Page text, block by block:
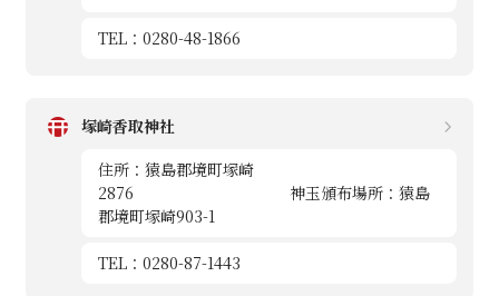
TEL：0280-48-1866
塚崎香取神社
住所：猿島郡境町塚崎
2876 神玉頒布場所：猿島
郡境町塚崎903-1
TEL：0280-87-1443